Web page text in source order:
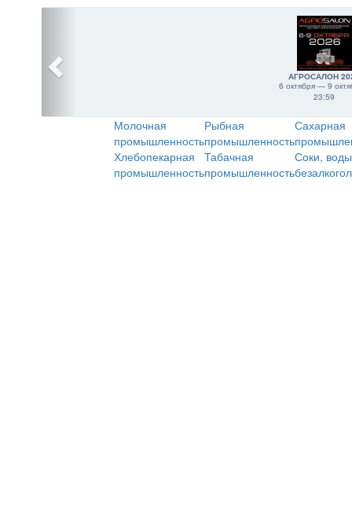
АГРОСАЛОН
6 октября — 9
23:59
Молочная
промышленность
Рыбная
промышленность
Сахарная
Хлебопекарная
промышленность
Табачная
промышленность
Соки,